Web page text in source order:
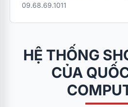
09.68.69.1011
HỆ THỐNG
CỦA